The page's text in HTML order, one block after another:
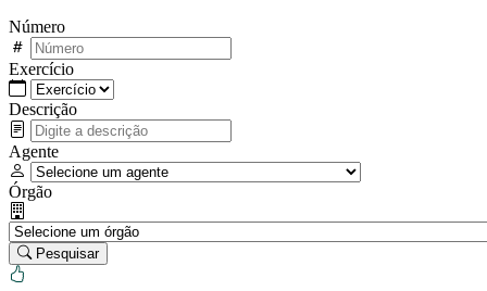
Número
Exercício
Descrição
Agente
Órgão
Pesquisar